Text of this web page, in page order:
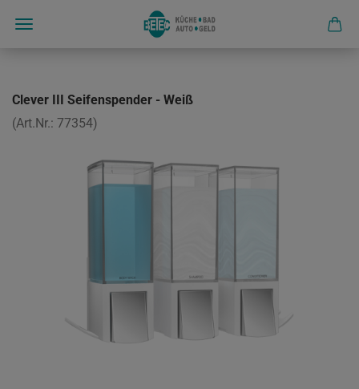
Clever III Seifenspender - Weiß
(Art.Nr.: 77354)